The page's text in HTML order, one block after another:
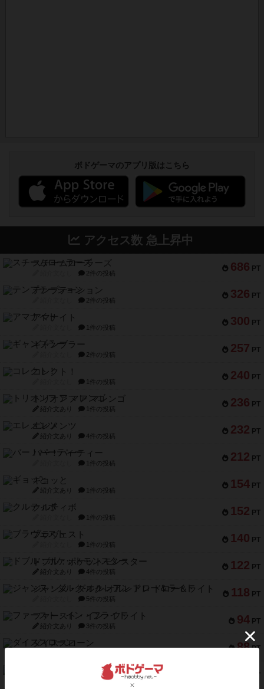
ボドゲーマのアプリ版はこちら
アクセス数 急上昇中
686 PT
スチームローラーズ
2件の投稿
326 PT
テンプテーション
2件の投稿
300 PT
アマナイト
1件の投稿
257 PT
ギャンブラー
2件の投稿
240 PT
コレクト！
1件の投稿
236 PT
トリオンフ ア マレンゴ
紹介文あり 1件の投稿
232 PT
エレメンツ
紹介文あり 4件の投稿
212 PT
バー！パーティー
1件の投稿
154 PT
ギョッと
紹介文あり 1件の投稿
152 PT
クルティボ
1件の投稿
140 PT
ブラヴェスト
1件の投稿
122 PT
ドブル：ポケットモンスター
紹介文あり 4件の投稿
118 PT
ジャンヌ・ダルク-オルレアン ドロー＆ライト
5件の投稿
94 PT
ファースト・イン・フライト
紹介文あり 3件の投稿
88 PT
ダイススローン
PT
ガルフストライク
1件の投稿